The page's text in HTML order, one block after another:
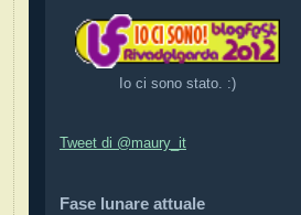
Io ci sono stato. :)
Tweet di @maury_it
Fase lunare attuale